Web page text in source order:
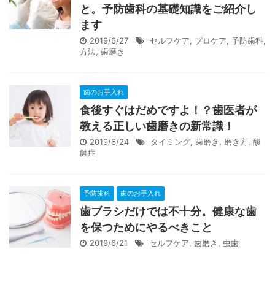
と。予防歯科の基礎知識をご紹介し
ます
2019/6/27 セルフケア, プロケア, 予防歯科,
方法, 歯磨き
歯のお手入れ
食後すぐはだめですよ！？歯医者が
教える正しい歯磨きの新常識！
2019/6/24 タイミング, 歯磨き , 磨き方, 酸
蝕症
予防歯科 歯のお手入れ
歯ブラシだけでは不十分。健康な歯
を保つためにやるべきこと
2019/6/21 セルフケア, 歯磨き , 虫歯